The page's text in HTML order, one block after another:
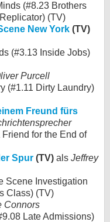
(#8.23 Brothers
(TV)
New York (TV)
(#3.13 Inside Jobs)
Purcell
(#1.11 Dirty Laundry)
Freund fürs
for the End of
Spur (TV) als Jeffrey
Scene Investigation
Class) (TV)
Connors
Late Admissions)